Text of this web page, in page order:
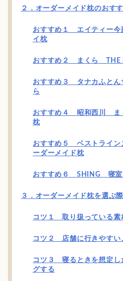
２．オーダーメイド枕のおす
おすすめ１ エイティー
イ枕
おすすめ２ まくら THE
おすすめ３ タナカふとん
ら
おすすめ４ 昭和西川 ま
枕
おすすめ５ ベストライ
ーダーメイド枕
おすすめ６ SHING 寝室
３．オーダーメイド枕を選ぶ
コツ１ 取り扱っている素
コツ２ 店舗に行きやすい
コツ３ 寝るときを想定し
グする